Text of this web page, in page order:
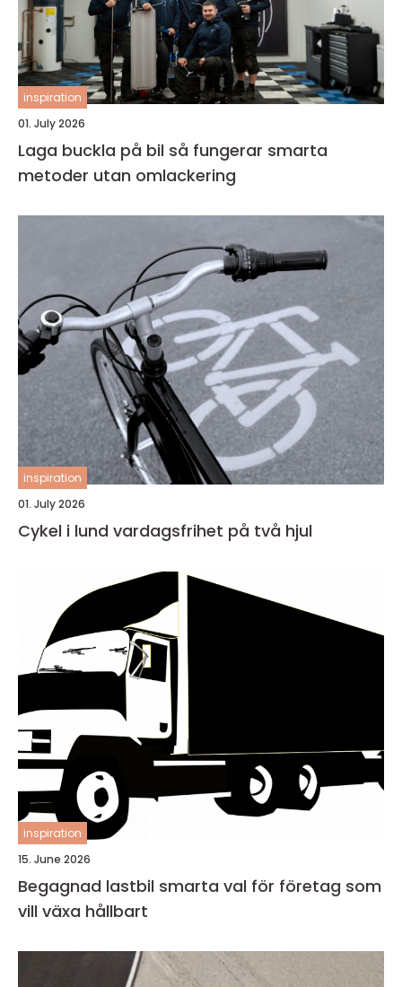
inspiration
01. July 2026
Laga buckla på bil så fungerar smarta
metoder utan omlackering
inspiration
01. July 2026
Cykel i lund vardagsfrihet på två hjul
inspiration
15. June 2026
Begagnad lastbil smarta val för företag som
vill växa hållbart